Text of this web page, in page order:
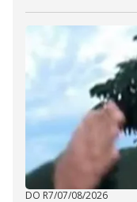
DO R7/07/08/2026